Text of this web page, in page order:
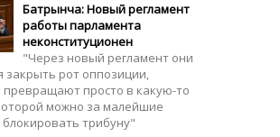
Батрынча: Новый регламент
работы парламента
неконституционен
"Через новый регламент они
закрыть рот оппозиции,
превращают просто в какую-то
можно за малейшие
блокировать трибуну"